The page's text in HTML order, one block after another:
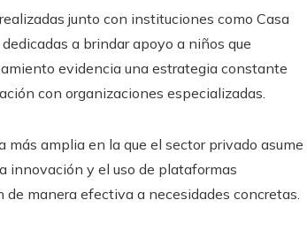
junto con instituciones como Casa
a brindar apoyo a niños que
evidencia una estrategia constante
con organizaciones especializadas.
amplia en la que el sector privado asume
innovación y el uso de plataformas
manera efectiva a necesidades concretas.